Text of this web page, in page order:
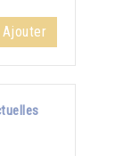
Ajouter